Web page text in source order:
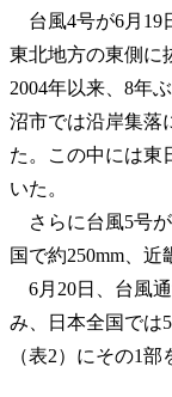
台風4号が6月19
東北地方の東側に
2004年以来、8年
沼市では沿岸集落
た。この中には東
いた。
さらに台風5号が
国で約250mm、近
6月20日、台風
み、日本全国では
（表2）にその1部